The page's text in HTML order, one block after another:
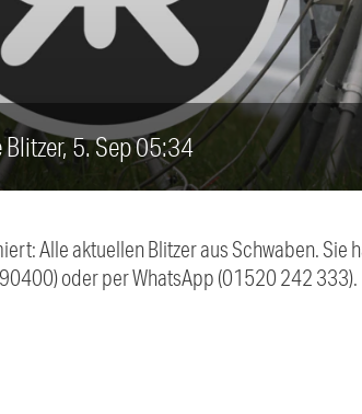
5. Sep 05:34
Alle aktuellen Blitzer aus Schwaben.
oder per WhatsApp (01520 242 333).